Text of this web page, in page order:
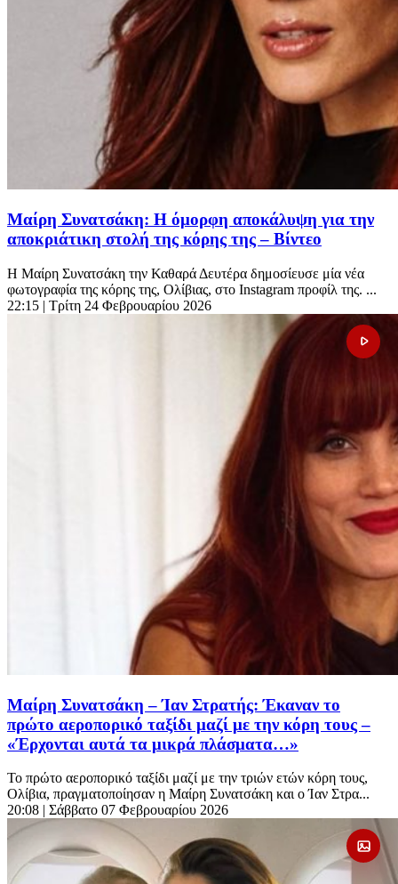
Μαίρη Συνατσάκη: Η όμορφη αποκάλυψη για την
αποκριάτικη στολή της κόρης της – Βίντεο
Η Μαίρη Συνατσάκη την Καθαρά Δευτέρα δημοσίευσε μία νέα
φωτογραφία της κόρης της, Ολίβιας, στο Instagram προφίλ της. ...
22:15 | Τρίτη 24 Φεβρουαρίου 2026
Μαίρη Συνατσάκη – Ίαν Στρατής: Έκαναν το
πρώτο αεροπορικό ταξίδι μαζί με την κόρη τους –
«Έρχονται αυτά τα μικρά πλάσματα…»
Το πρώτο αεροπορικό ταξίδι μαζί με την τριών ετών κόρη τους,
Ολίβια, πραγματοποίησαν η Μαίρη Συνατσάκη και ο Ίαν Στρα...
20:08 | Σάββατο 07 Φεβρουαρίου 2026